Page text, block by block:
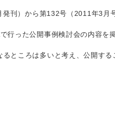
刊）から第132号（2011年3月
行った公開事例検討会の内容を
ところは多いと考え、公開する